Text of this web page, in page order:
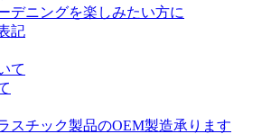
デニングを楽しみたい方に
記
て
スチック製品のOEM製造承ります